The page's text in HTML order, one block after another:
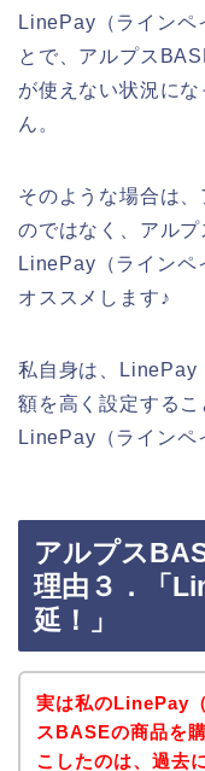
LinePay（ラインペ
とで、アルプス
が使えない状況に
ん。
そのような場合は
のではなく、アル
LinePay（ラインペ
オススメします♪
私自身は、LinePay
額を高く設定する
LinePay（ラインペ
アルプス
理由３．「
延！」
実は私のLinePay
スBASEの商品を
こしたのは、過去